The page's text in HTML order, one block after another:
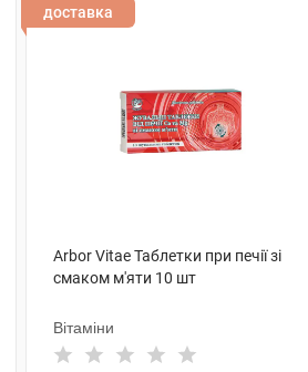
доставка
Arbor Vitae Таблетки при печії зі
смаком м'яти 10 шт
Вітаміни